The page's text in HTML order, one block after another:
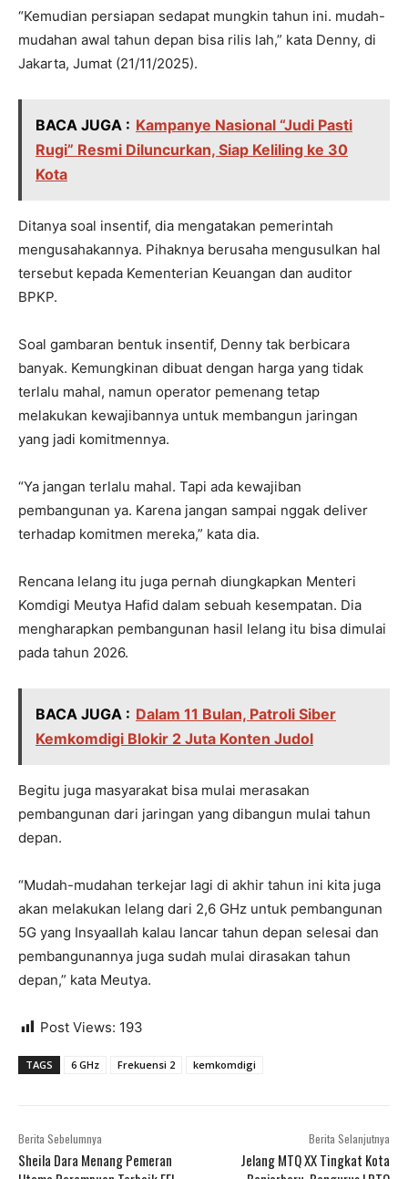
“Kemudian persiapan sedapat mungkin tahun ini. mudah-
mudahan awal tahun depan bisa rilis lah,” kata Denny, di
Jakarta, Jumat (21/11/2025).
BACA JUGA : Kampanye Nasional “Judi Pasti
Rugi” Resmi Diluncurkan, Siap Keliling ke 30
Kota
Ditanya soal insentif, dia mengatakan pemerintah
mengusahakannya. Pihaknya berusaha mengusulkan hal
tersebut kepada Kementerian Keuangan dan auditor
BPKP.
Soal gambaran bentuk insentif, Denny tak berbicara
banyak. Kemungkinan dibuat dengan harga yang tidak
terlalu mahal, namun operator pemenang tetap
melakukan kewajibannya untuk membangun jaringan
yang jadi komitmennya.
“Ya jangan terlalu mahal. Tapi ada kewajiban
pembangunan ya. Karena jangan sampai nggak deliver
terhadap komitmen mereka,” kata dia.
Rencana lelang itu juga pernah diungkapkan Menteri
Komdigi Meutya Hafid dalam sebuah kesempatan. Dia
mengharapkan pembangunan hasil lelang itu bisa dimulai
pada tahun 2026.
BACA JUGA : Dalam 11 Bulan, Patroli Siber
Kemkomdigi Blokir 2 Juta Konten Judol
Begitu juga masyarakat bisa mulai merasakan
pembangunan dari jaringan yang dibangun mulai tahun
depan.
“Mudah-mudahan terkejar lagi di akhir tahun ini kita juga
akan melakukan lelang dari 2,6 GHz untuk pembangunan
5G yang Insyaallah kalau lancar tahun depan selesai dan
pembangunannya juga sudah mulai dirasakan tahun
depan,” kata Meutya.
Post Views: 193
TAGS 6 GHz Frekuensi 2 kemkomdigi
Berita Sebelumnya
Sheila Dara Menang Pemeran
Berita Selanjutnya
Jelang MTQ XX Tingkat Kota